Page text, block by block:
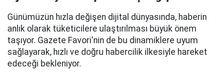
Günümüzün hızla değişen dijital dünyasında, haberin
anlık olarak tüketicilere ulaştırılması büyük önem
taşıyor. Gazete Favori'nin de bu dinamiklere uyum
sağlayarak, hızlı ve doğru habercilik ilkesiyle hareket
edeceği bekleniyor.